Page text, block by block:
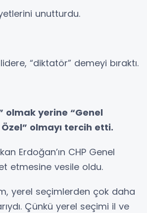
unutturdu.
“diktatör” demeyi bıraktı.
olmak yerine “Genel
olmayı tercih etti.
Erdoğan’ın CHP Genel
etmesine vesile oldu.
yerel seçimlerden çok daha
Çünkü yerel seçimi il ve